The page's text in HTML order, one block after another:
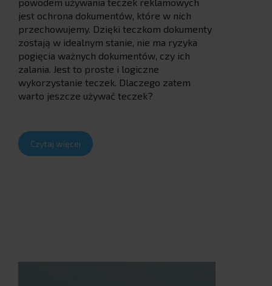
jest ochrona dokumentów, które w nich
przechowujemy. Dzięki teczkom dokumenty
zostają w idealnym stanie, nie ma ryzyka
pogięcia ważnych dokumentów, czy ich
zalania. Jest to proste i logiczne
wykorzystanie teczek. Dlaczego zatem
warto jeszcze używać teczek?
Czytaj więcej